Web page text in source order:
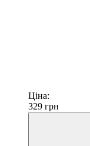
Ціна:
329 грн